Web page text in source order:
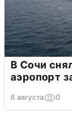
В Сочи
аэропорт
6 августа 0